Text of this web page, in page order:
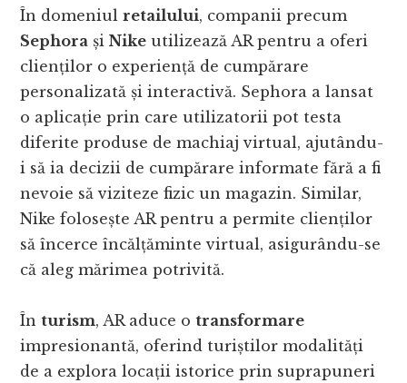
În domeniulretailului, companii precum
Sephora șiNike utilizează AR pentru a oferi
clienților o experiență de cumpărare
personalizată și interactivă. Sephora a lansat
o aplicație prin care utilizatorii pot testa
diferite produse de machiaj virtual, ajutându-
i să ia decizii de cumpărare informate fără a fi
nevoie să viziteze fizic un magazin. Similar,
Nike folosește AR pentru a permite clienților
să încerce încălțăminte virtual, asigurându-se
că aleg mărimea potrivită.
Înturism, AR aduce otransformare
impresionantă, oferind turiștilor modalități
de a explora locații istorice prin suprapuneri